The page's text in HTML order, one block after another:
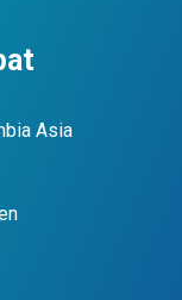
Asia